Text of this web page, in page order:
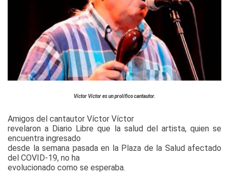
Víctor Víctor es un prolífico cantautor.
Amigos del cantautor Víctor Víctor
revelaron a Diario Libre que la salud del artista, quien se
encuentra ingresado
desde la semana pasada en la Plaza de la Salud afectado
del COVID-19, no ha
evolucionado como se esperaba.